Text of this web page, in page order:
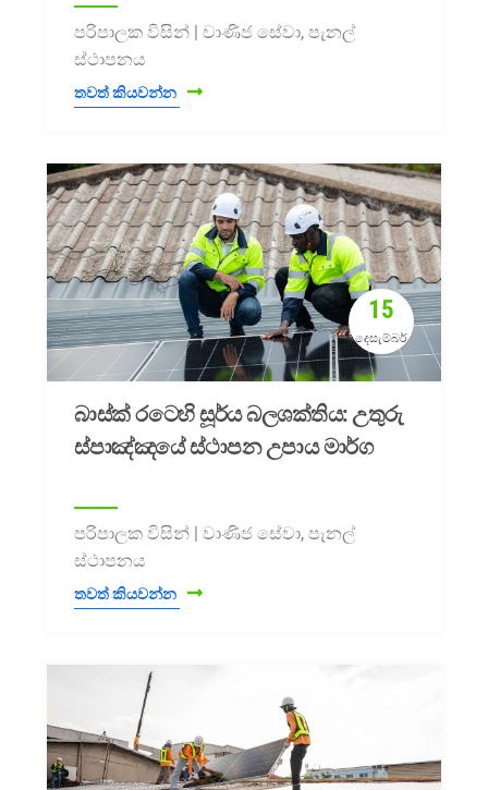
පරිපාලක විසින් | වාණිජ සේවා, පැනල්
ස්ථාපනය
තවත් කියවන්න
15
දෙසැම්බර්
බාස්ක් රටෙහි සූර්ය බලශක්තිය: උතුරු
ස්පාඤ්ඤයේ ස්ථාපන උපාය මාර්ග
පරිපාලක විසින් | වාණිජ සේවා, පැනල්
ස්ථාපනය
තවත් කියවන්න